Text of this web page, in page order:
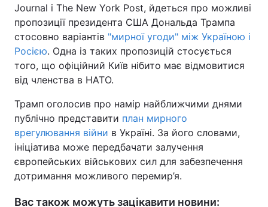
Journal і The New York Post, йдеться про можливі
пропозиції президента США Дональда Трампа
стосовно варіантів "мирної угоди" між Україною і
Росією. Одна із таких пропозицій стосується
того, що офіційний Київ нібито має відмовитися
від членства в НАТО.
Трамп оголосив про намір найближчими днями
публічно представити план мирного
врегулювання війни в Україні. За його словами,
ініціатива може передбачати залучення
європейських військових сил для забезпечення
дотримання можливого перемир’я.
Вас також можуть зацікавити новини: